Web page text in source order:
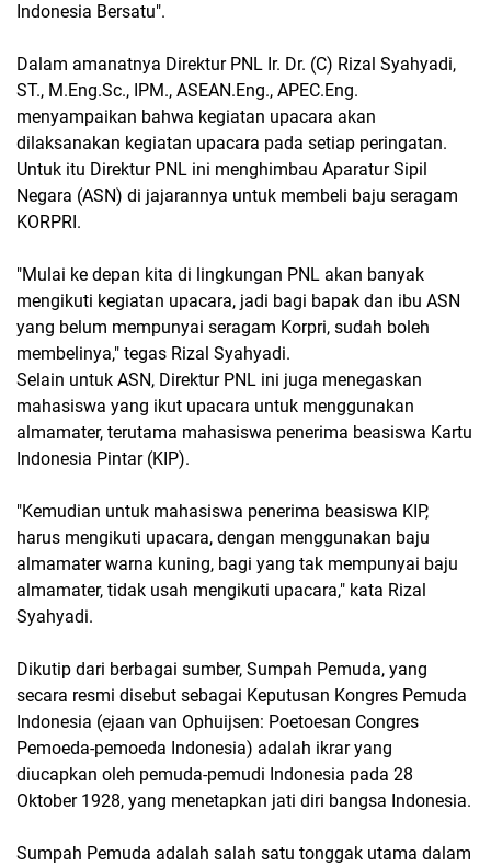
Indonesia Bersatu".
Dalam amanatnya Direktur PNL Ir. Dr. (C) Rizal Syahyadi,
ST., M.Eng.Sc., IPM., ASEAN.Eng., APEC.Eng.
menyampaikan bahwa kegiatan upacara akan
dilaksanakan kegiatan upacara pada setiap peringatan.
Untuk itu Direktur PNL ini menghimbau Aparatur Sipil
Negara (ASN) di jajarannya untuk membeli baju seragam
KORPRI.
"Mulai ke depan kita di lingkungan PNL akan banyak
mengikuti kegiatan upacara, jadi bagi bapak dan ibu ASN
yang belum mempunyai seragam Korpri, sudah boleh
membelinya," tegas Rizal Syahyadi.
Selain untuk ASN, Direktur PNL ini juga menegaskan
mahasiswa yang ikut upacara untuk menggunakan
almamater, terutama mahasiswa penerima beasiswa Kartu
Indonesia Pintar (KIP).
"Kemudian untuk mahasiswa penerima beasiswa KIP,
harus mengikuti upacara, dengan menggunakan baju
almamater warna kuning, bagi yang tak mempunyai baju
almamater, tidak usah mengikuti upacara," kata Rizal
Syahyadi.
Dikutip dari berbagai sumber, Sumpah Pemuda, yang
secara resmi disebut sebagai Keputusan Kongres Pemuda
Indonesia (ejaan van Ophuijsen: Poetoesan Congres
Pemoeda-pemoeda Indonesia) adalah ikrar yang
diucapkan oleh pemuda-pemudi Indonesia pada 28
Oktober 1928, yang menetapkan jati diri bangsa Indonesia.
Sumpah Pemuda adalah salah satu tonggak utama dalam